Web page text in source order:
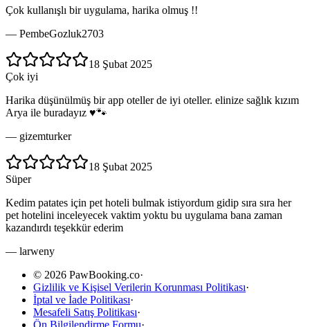
Çok kullanışlı bir uygulama, harika olmuş !!
— PembeGozluk2703
18 Şubat 2025
Çok iyi
Harika düşünülmüş bir app oteller de iyi oteller. elinize sağlık kızım
Arya ile buradayız ♥️🐾
— gizemturker
18 Şubat 2025
Süper
Kedim patates için pet hoteli bulmak istiyordum gidip sıra sıra her
pet hotelini inceleyecek vaktim yoktu bu uygulama bana zaman
kazandırdı teşekkür ederim
— larweny
© 2026 PawBooking.co·
Gizlilik ve Kişisel Verilerin Korunması Politikası·
İptal ve İade Politikası·
Mesafeli Satış Politikası·
Ön Bilgilendirme Formu·